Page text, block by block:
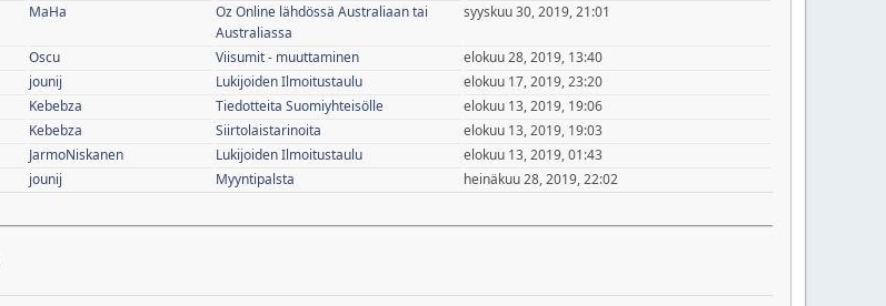
MaHa
Oz Online lähdössä Australiaan tai
Australiassa
syyskuu 30, 2019, 21:01
Oscu Viisumit - muuttaminen
elokuu 28, 2019, 13:40
jounij Lukijoiden Ilmoitustaulu
elokuu 17, 2019, 23:20
Kebebza Tiedotteita Suomiyhteisölle
elokuu 13, 2019, 19:06
Kebebza Siirtolaistarinoita
elokuu 13, 2019, 19:03
JarmoNiskanen Lukijoiden Ilmoitustaulu
elokuu 13, 2019, 01:43
jounij Myyntipalsta heinäkuu 28, 2019, 22:02